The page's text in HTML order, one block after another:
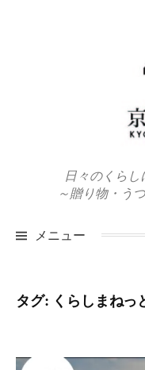
日々のくら
～贈り物・う
メニュー
タグ: くらしまねっ